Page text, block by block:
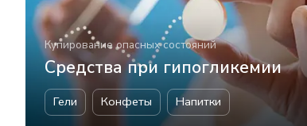
Купирование опасных состояний
Средства при гипогликемии
Гели Конфеты Напитки